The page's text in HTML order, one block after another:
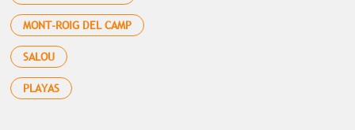
MONT-ROIG DEL CAMP
SALOU
PLAYAS